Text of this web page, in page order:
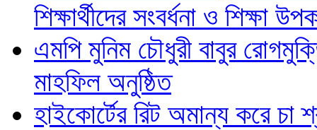
শিক্ষার্থীদের সংবর্ধনা ও শিক্ষা
এমপি মুনিম চৌধুরী বাবুর
মাহফিল অনুষ্ঠিত
হাইকোর্টের রিট অমান্য করে চা